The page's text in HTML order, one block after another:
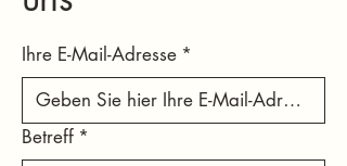
Ihre E-Mail-Adresse *
Betreff *